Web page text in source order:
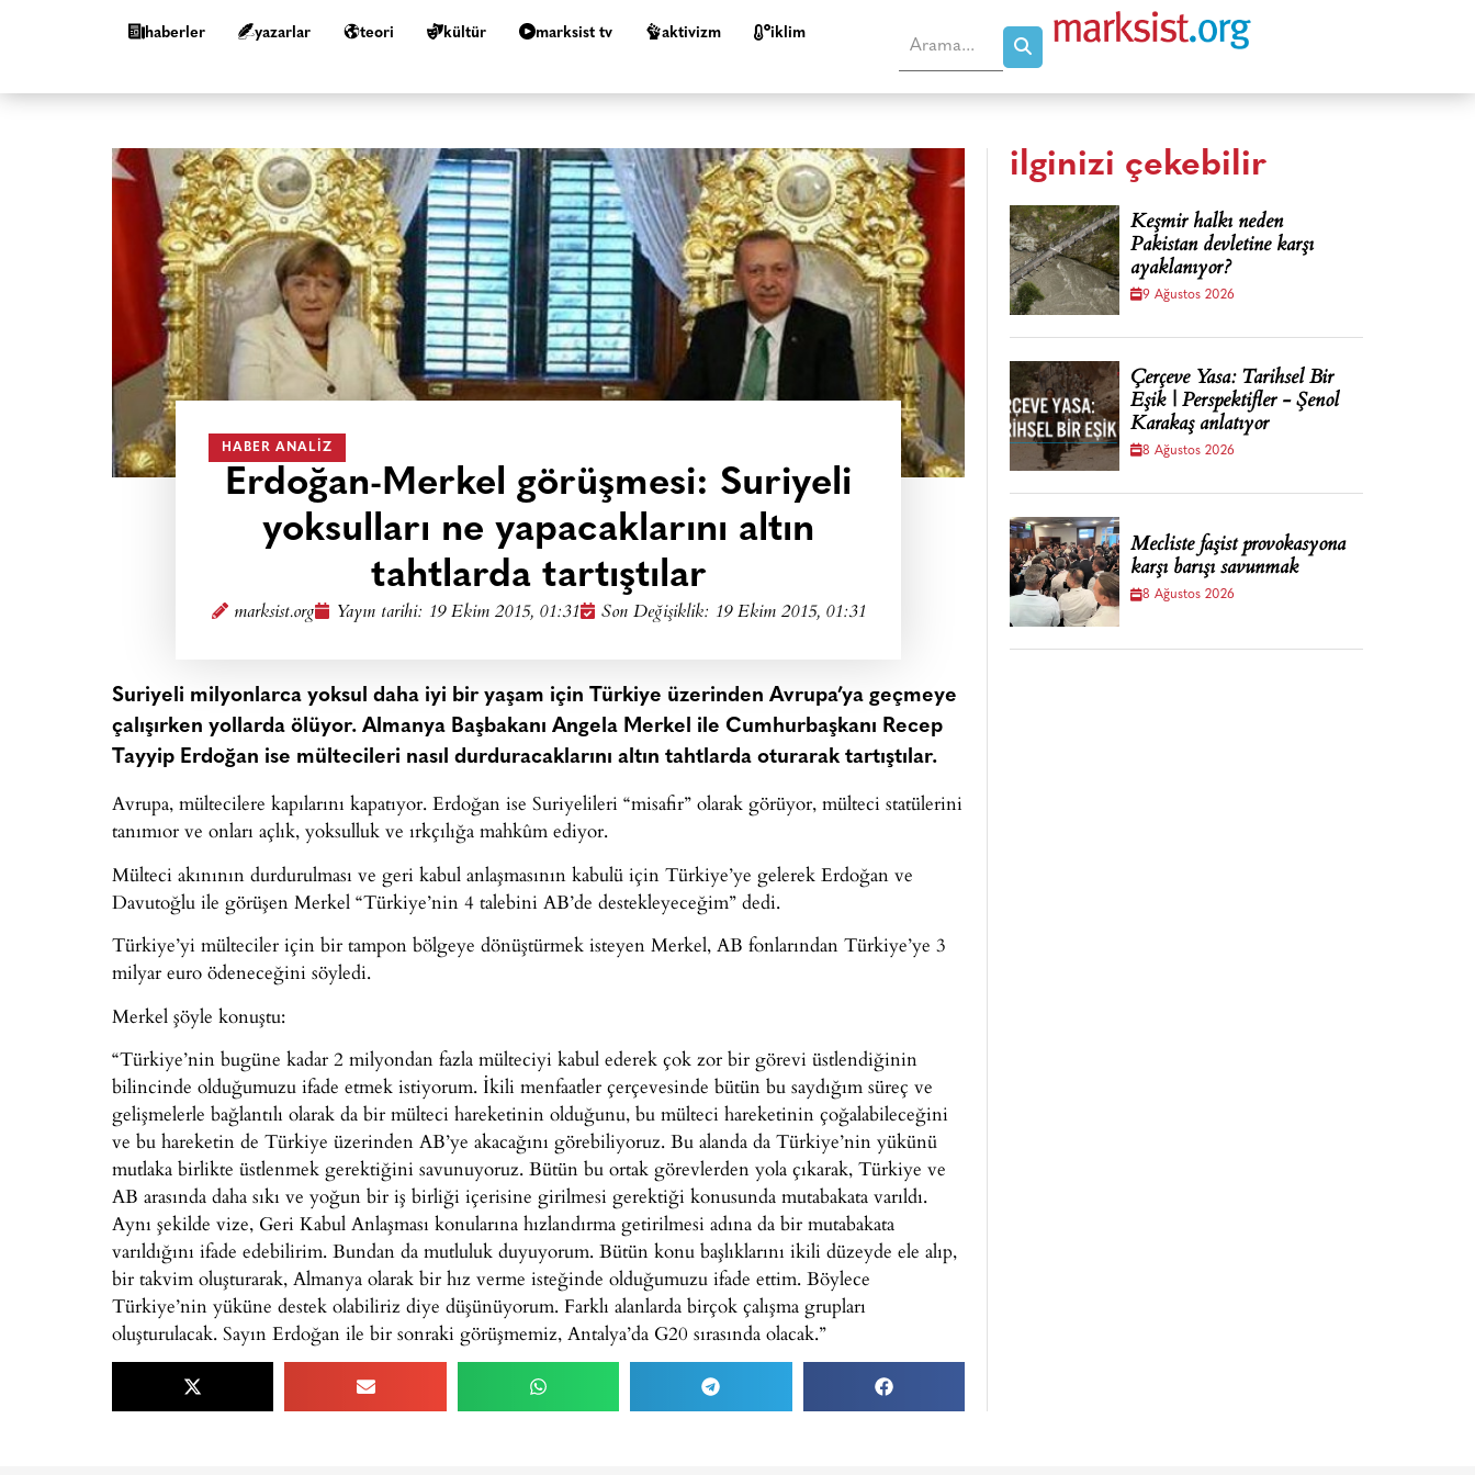
haberler yazarlar teori kültür marksist tv aktivizm i̇klim
HABER ANALIZ
Erdoğan-Merkel görüşmesi: Suriyeli
yoksulları ne yapacaklarını altın
tahtlarda tartıştılar
marksist.org Yayın tarihi: 19 Ekim 2015, 01:31 Son Değişiklik: 19 Ekim 2015, 01:31
Suriyeli milyonlarca yoksul daha iyi bir yaşam için Türkiye üzerinden Avrupa’ya geçmeye
çalışırken yollarda ölüyor. Almanya Başbakanı Angela Merkel ile Cumhurbaşkanı Recep
Tayyip Erdoğan ise mültecileri nasıl durduracaklarını altın tahtlarda oturarak tartıştılar.
Avrupa, mültecilere kapılarını kapatıyor. Erdoğan ise Suriyelileri “misafir” olarak görüyor, mülteci statülerini
tanımıor ve onları açlık, yoksulluk ve ırkçılığa mahkûm ediyor.
Mülteci akınının durdurulması ve geri kabul anlaşmasının kabulü için Türkiye’ye gelerek Erdoğan ve
Davutoğlu ile görüşen Merkel “Türkiye’nin 4 talebini AB’de destekleyeceğim” dedi.
Türkiye’yi mülteciler için bir tampon bölgeye dönüştürmek isteyen Merkel, AB fonlarından Türkiye’ye 3
milyar euro ödeneceğini söyledi.
Merkel şöyle konuştu:
“Türkiye’nin bugüne kadar 2 milyondan fazla mülteciyi kabul ederek çok zor bir görevi üstlendiğinin
bilincinde olduğumuzu ifade etmek istiyorum. İkili menfaatler çerçevesinde bütün bu saydığım süreç ve
gelişmelerle bağlantılı olarak da bir mülteci hareketinin olduğunu, bu mülteci hareketinin çoğalabileceğini
ve bu hareketin de Türkiye üzerinden AB’ye akacağını görebiliyoruz. Bu alanda da Türkiye’nin yükünü
mutlaka birlikte üstlenmek gerektiğini savunuyoruz. Bütün bu ortak görevlerden yola çıkarak, Türkiye ve
AB arasında daha sıkı ve yoğun bir iş birliği içerisine girilmesi gerektiği konusunda mutabakata varıldı.
Aynı şekilde vize, Geri Kabul Anlaşması konularına hızlandırma getirilmesi adına da bir mutabakata
varıldığını ifade edebilirim. Bundan da mutluluk duyuyorum. Bütün konu başlıklarını ikili düzeyde ele alıp,
bir takvim oluşturarak, Almanya olarak bir hız verme isteğinde olduğumuzu ifade ettim. Böylece
Türkiye’nin yüküne destek olabiliriz diye düşünüyorum. Farklı alanlarda birçok çalışma grupları
oluşturulacak. Sayın Erdoğan ile bir sonraki görüşmemiz, Antalya’da G20 sırasında olacak.”
ilginizi çekebilir
Keşmir halkı neden
Pakistan devletine karşı
ayaklanıyor?
9 Ağustos 2026
Çerçeve Yasa: Tarihsel Bir
Eşik | Perspektifler - Şenol
Karakaş anlatıyor
8 Ağustos 2026
Mecliste faşist provokasyona
karşı barışı savunmak
8 Ağustos 2026